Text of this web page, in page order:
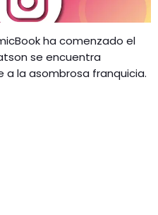
ha comenzado el
se encuentra
a la asombrosa franquicia.